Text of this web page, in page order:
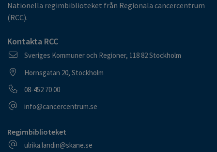
Nationella regimbiblioteket från Regionala cancercentrum
(RCC).
Kontakta RCC
Postadress
Sveriges Kommuner och Regioner, 118 82 Stockholm
Besöksadress
Hornsgatan 20, Stockholm
Telefonnummer
08-452 70 00
E-postadress
info@cancercentrum.se
Regimbiblioteket
E-postadress
ulrika.landin@skane.se